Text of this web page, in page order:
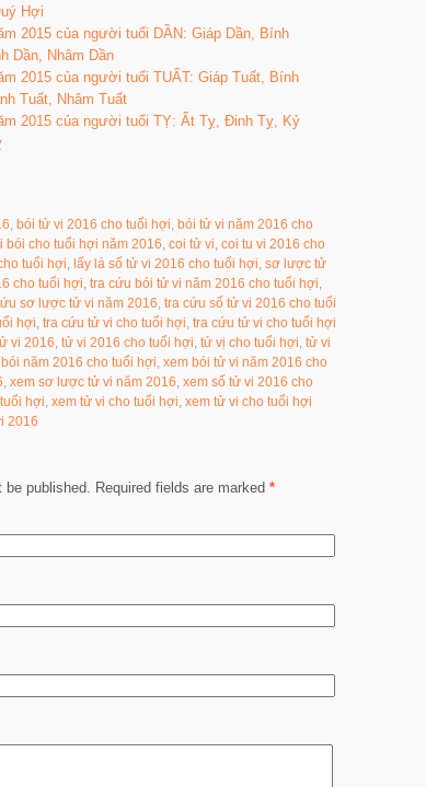
Hợi
2015 của người tuổi DẦN: Giáp Dần, Bính
Dần, Nhâm Dần
2015 của người tuổi TUẤT: Giáp Tuất, Bính
Tuất, Nhâm Tuất
2015 của người tuổi TỴ: Ất Tỵ, Đinh Tỵ, Kỷ
, bói tử vi 2016 cho tuổi hợi, bói tử vi năm 2016 cho
bói cho tuổi hợi năm 2016, coi tử vi, coi tu vi 2016 cho
tuổi hợi, lấy lá số tử vi 2016 cho tuổi hợi, sơ lược tử
cho tuổi hợi, tra cứu bói tử vi năm 2016 cho tuổi hợi,
sơ lược tử vi năm 2016, tra cứu số tử vi 2016 cho tuổi
hợi, tra cứu tử vi cho tuổi hợi, tra cứu tử vi cho tuổi hợi
vi 2016, tử vi 2016 cho tuổi hợi, tử vị cho tuổi hợi, tử vi
năm 2016 cho tuổi hợi, xem bói tử vi năm 2016 cho
, xem sơ lược tử vi năm 2016, xem số tử vi 2016 cho
hợi, xem tử vi cho tuổi hợi, xem tử vi cho tuổi hợi
2016
be published. Required fields are marked *